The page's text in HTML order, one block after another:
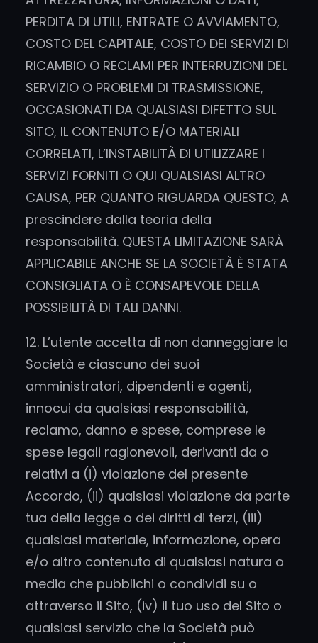
PERDITA DI UTILI, ENTRATE O AVVIAMENTO,
COSTO DEL CAPITALE, COSTO DEI SERVIZI DI
RICAMBIO O RECLAMI PER INTERRUZIONI DEL
SERVIZIO O PROBLEMI DI TRASMISSIONE,
OCCASIONATI DA QUALSIASI DIFETTO SUL
SITO, IL CONTENUTO E/O MATERIALI
CORRELATI, L’INSTABILITÀ DI UTILIZZARE I
SERVIZI FORNITI O QUI QUALSIASI ALTRO
CAUSA, PER QUANTO RIGUARDA QUESTO, A
prescindere dalla teoria della
responsabilità. QUESTA LIMITAZIONE SARÀ
APPLICABILE ANCHE SE LA SOCIETÀ È STATA
CONSIGLIATA O È CONSAPEVOLE DELLA
POSSIBILITÀ DI TALI DANNI.
12. L’utente accetta di non danneggiare la
Società e ciascuno dei suoi
amministratori, dipendenti e agenti,
innocui da qualsiasi responsabilità,
reclamo, danno e spese, comprese le
spese legali ragionevoli, derivanti da o
relativi a (i) violazione del presente
Accordo, (ii) qualsiasi violazione da parte
tua della legge o dei diritti di terzi, (iii)
qualsiasi materiale, informazione, opera
e/o altro contenuto di qualsiasi natura o
media che pubblichi o condividi su o
attraverso il Sito, (iv) il tuo uso del Sito o
qualsiasi servizio che la Società può